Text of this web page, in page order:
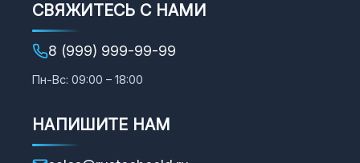
СВЯЖИТЕСЬ С НАМИ
8 (999) 999-99-99
Пн-Вс: 09:00 – 18:00
НАПИШИТЕ НАМ